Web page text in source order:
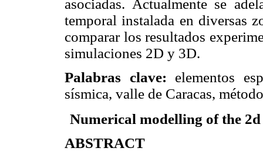
asociadas. Actualmente se
temporal instalada en diversas
comparar los resultados
simulaciones 2D y 3D.
Palabras clave: elementos
sísmica, valle de Caracas,
Numerical modelling of the
ABSTRACT